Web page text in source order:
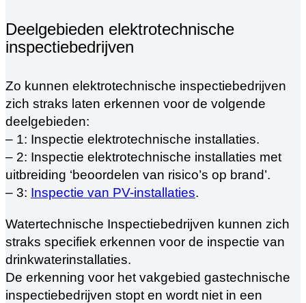
Deelgebieden elektrotechnische
inspectiebedrijven
Zo kunnen elektrotechnische inspectiebedrijven
zich straks laten erkennen voor de volgende
deelgebieden:
– 1: Inspectie elektrotechnische installaties.
– 2: Inspectie elektrotechnische installaties met
uitbreiding ‘beoordelen van risico’s op brand’.
– 3: Inspectie van PV-installaties.
Watertechnische Inspectiebedrijven kunnen zich
straks specifiek erkennen voor de inspectie van
drinkwaterinstallaties.
De erkenning voor het vakgebied gastechnische
inspectiebedrijven stopt en wordt niet in een